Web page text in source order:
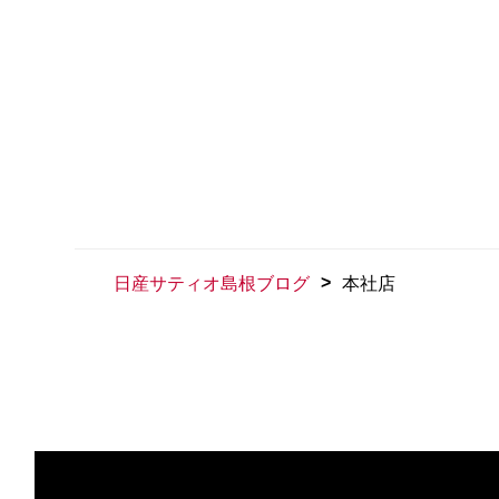
日産サティオ島根ブログ > 本社店